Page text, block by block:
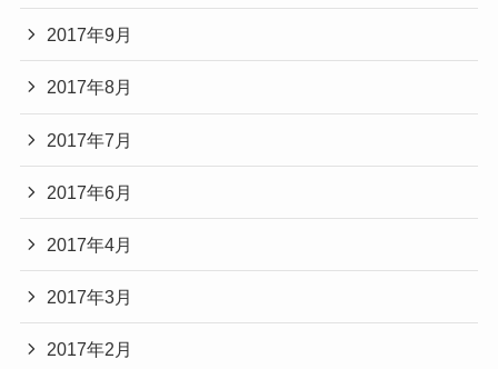
2017年9月
2017年8月
2017年7月
2017年6月
2017年4月
2017年3月
2017年2月